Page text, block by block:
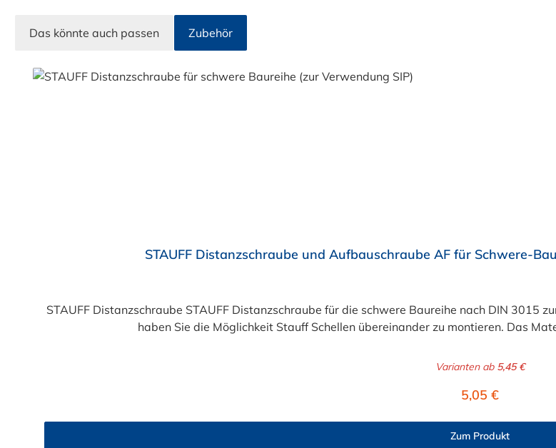
Das könnte auch passen Zubehör
Produktgalerie überspringen
STAUFF Distanzschraube und Aufbauschraube AF für Schwere-
STAUFF Distanzschraube STAUFF Distanzschraube für die schwere Baureihe nach DIN 3015
haben Sie die Möglichkeit Stauff Schellen übereinander zu montieren. Das
Varianten ab5,45 €
Regulärer Preis:
5,05 €
Zum Produkt